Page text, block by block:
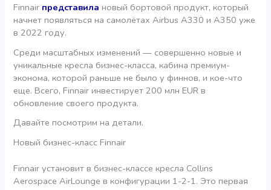
Finnair представила новый бортовой продукт, который
начнет появляться на самолётах Airbus A330 и A350 уже
в 2022 году.
Среди масштабных изменений — совершенно новые и
уникальные кресла бизнес-класса, кабина премиум-
эконома, которой раньше не было у финнов, и кое-что
еще. Всего, Finnair инвестирует 200 млн EUR в
обновление своего продукта.
Давайте посмотрим на детали.
Новый бизнес-класс Finnair
Finnair установит в бизнес-классе кресла Collins
Aerospace AirLounge в конфигурации 1-2-1. Это первая